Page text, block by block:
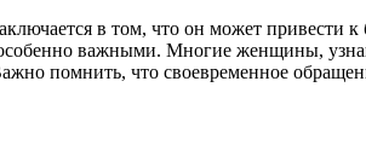
в том, что он может привести
важными. Многие женщины,
помнить, что своевременное